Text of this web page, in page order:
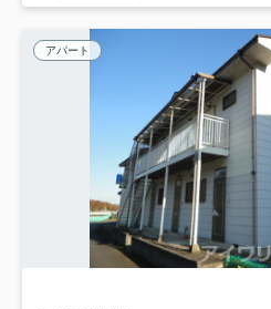
アパート